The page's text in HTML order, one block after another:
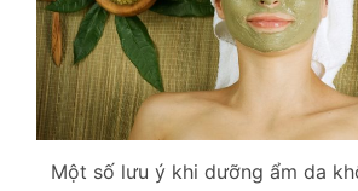
Một số lưu ý khi dưỡng ẩm da